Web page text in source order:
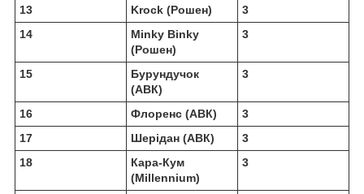
13 Krock (Рошен)
3
14
Minky Binky
(Рошен)
3
15
Бурундучок
(АВК)
3
16 Флоренс (АВК)
3
17
Шерідан (АВК)
3
18
Кара-Кум
(Millennium)
3